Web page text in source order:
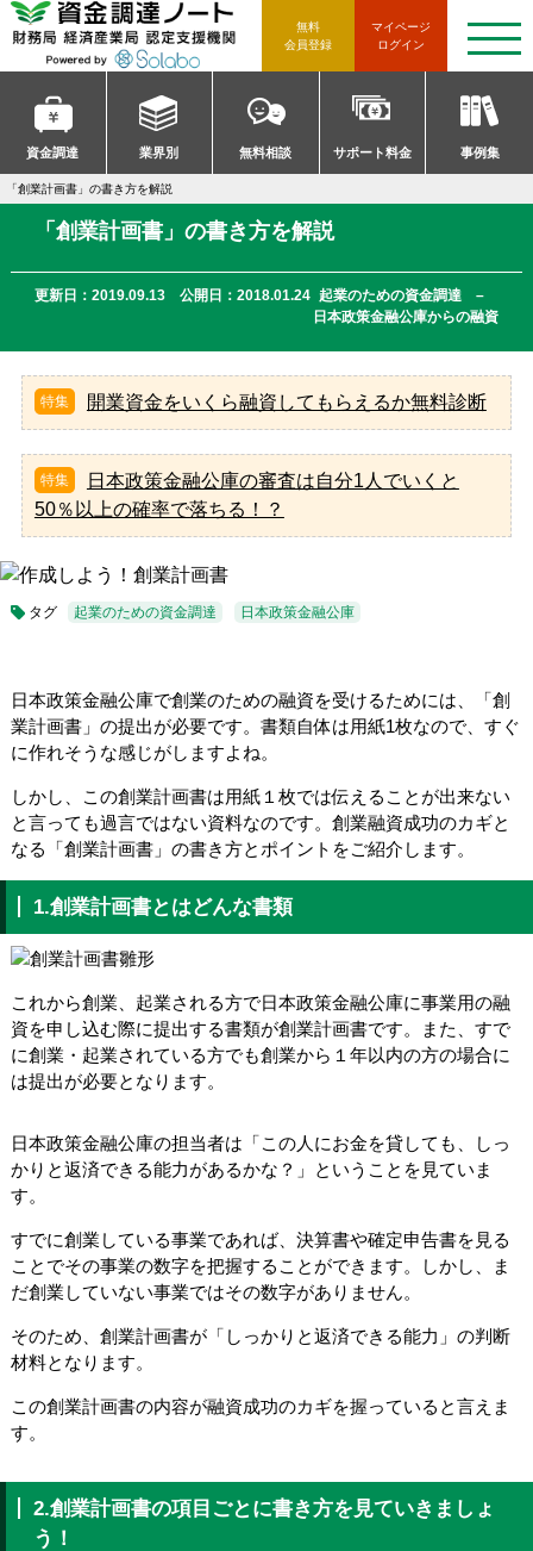
マイページ
ログイン
無料
会員登録
資金調達 業界別 無料相談 サポート料金 事例集
t
o
g
l
e
n
a
i
i
n
「創業計画書」の書き方を解説
「創業計画書」の書き方を解説
更新日：2019.09.13 公開日：2018.01.24 起業のための資金調達 –
日本政策金融公庫からの融資
開業資金をいくら融資してもらえるか無料診断
日本政策金融公庫の審査は自分1人でいくと
50％以上の確率で落ちる！？
タグ 起業のための資金調達 日本政策金融公庫
日本政策金融公庫で創業のための融資を受けるためには、「創
業計画書」の提出が必要です。書類自体は用紙1枚なので、すぐ
に作れそうな感じがしますよね。
しかし、この創業計画書は用紙１枚では伝えることが出来ない
と言っても過言ではない資料なのです。創業融資成功のカギと
なる「創業計画書」の書き方とポイントをご紹介します。
1.創業計画書とはどんな書類
これから創業、起業される方で日本政策金融公庫に事業用の融
資を申し込む際に提出する書類が創業計画書です。また、すで
に創業・起業されている方でも創業から１年以内の方の場合に
は提出が必要となります。
日本政策金融公庫の担当者は「この人にお金を貸しても、しっ
かりと返済できる能力があるかな？」ということを見ていま
す。
すでに創業している事業であれば、決算書や確定申告書を見る
ことでその事業の数字を把握することができます。しかし、ま
だ創業していない事業ではその数字がありません。
そのため、創業計画書が「しっかりと返済できる能力」の判断
材料となります。
この創業計画書の内容が融資成功のカギを握っていると言えま
す。
2.創業計画書の項目ごとに書き方を見ていきましょ
う！